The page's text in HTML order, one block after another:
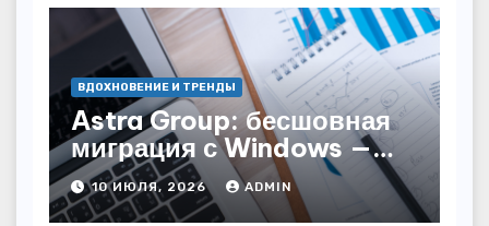
ВДОХНОВЕНИЕ И ТРЕНДЫ
Astra Group: бесшовная
миграция с Windows —
как сохранить бизнес-
непрерывность
10 ИЮЛЯ, 2026 ADMIN